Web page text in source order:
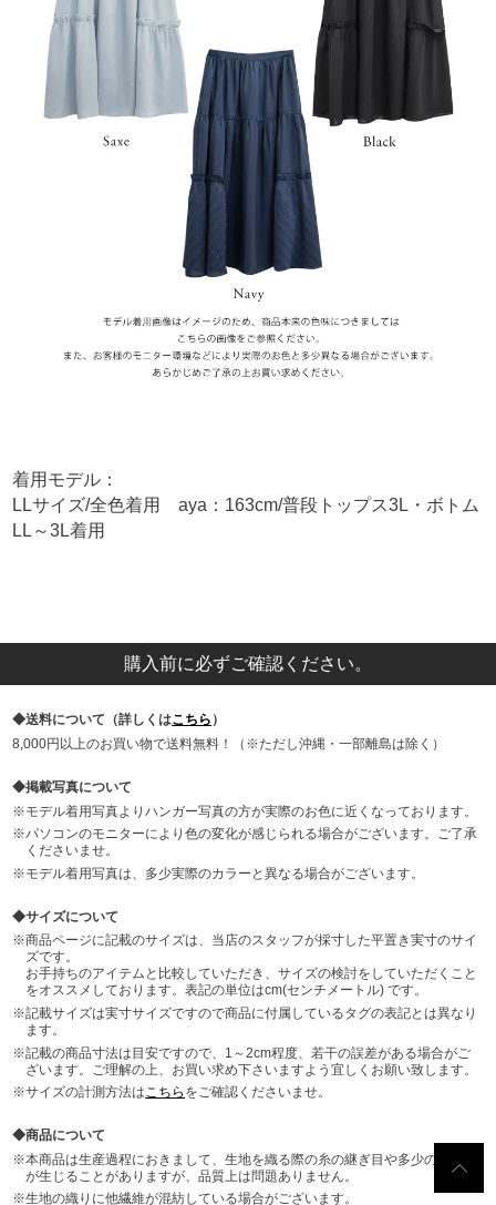
着用モデル：
LLサイズ/全色着用 aya：163cm/普段トップス3L・ボトム
LL～3L着用
購入前に必ずご確認ください。
送料について（詳しくはこちら ）
8,000円以上のお買い物で送料無料！（※ただし沖縄・一部離島は除く）
掲載写真について
モデル着用写真よりハンガー写真の方が実際のお色に近くなっております。
パソコンのモニターにより色の変化が感じられる場合がございます。ご了承
くださいませ。
モデル着用写真は、多少実際のカラーと異なる場合がございます。
サイズについて
商品ページに記載のサイズは、当店のスタッフが採寸した平置き実寸のサイ
ズです。
お手持ちのアイテムと比較していただき、サイズの検討をしていただくこと
をオススメしております。表記の単位はcm(センチメートル) です。
記載サイズは実寸サイズですので商品に付属しているタグの表記とは異なり
ます。
記載の商品寸法は目安ですので、1～2cm程度、若干の誤差がある場合がご
ざいます。ご理解の上、お買い求め下さいますよう宜しくお願い致します。
サイズの計測方法はこちら をご確認くださいませ。
商品について
本商品は生産過程におきまして、生地を織る際の糸の継ぎ目や多少のほつれ
が生じることがありますが、品質上は問題ありません。
生地の織りに他繊維が混紡している場合がございます。